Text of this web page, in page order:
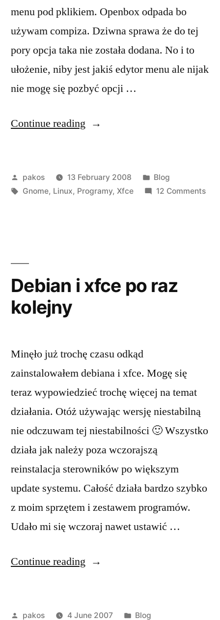
menu pod pklikiem. Openbox odpada bo
używam compiza. Dziwna sprawa że do tej
pory opcja taka nie została dodana. No i to
ułożenie, niby jest jakiś edytor menu ale nijak
nie mogę się pozbyć opcji …
Continue reading “Gnome
Posted
by
pakos 13 February 2008
Posted
in
Blog
Tags:
Gnome, Linux, Programy, Xfce 12 Commentson
Debian i xfce po raz
kolejny
Minęło już trochę czasu odkąd
zainstalowałem debiana i xfce. Mogę się
teraz wypowiedzieć trochę więcej na temat
działania. Otóż używając wersję niestabilną
nie odczuwam tej niestabilności 🙂 Wszystko
działa jak należy poza wczorajszą
reinstalacja sterowników po większym
update systemu. Całość działa bardzo szybko
z moim sprzętem i zestawem programów.
Udało mi się wczoraj nawet ustawić …
Continue reading “Debian
Posted
pakos 4 June 2007
Posted
Blog